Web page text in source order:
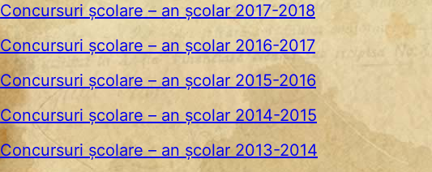
Documente MEC
Orar
CEAC
Consiliul de Administrație
P.D.I.
Buletin informativ
Concursuri şcolare – an şcolar 2017-2018
Concursuri şcolare – an şcolar 2016-2017
Concursuri şcolare – an şcolar 2015-2016
Concursuri şcolare – an şcolar 2014-2015
Concursuri şcolare – an şcolar 2013-2014